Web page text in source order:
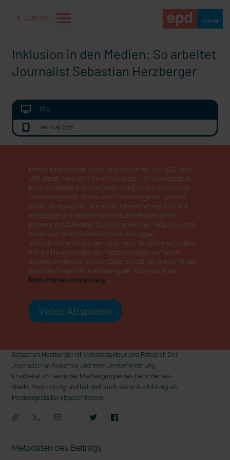
ZURÜCK
oder "Deppen der "Wir bauen Cherson wieder auf" - Optimismus in der
Inklusion in den Medien: So arbeitet
Journalist Sebastian Herzberger
16:9
Vertical 9:16
Dieses eingebettete Video wird von Vimeo, Inc., 555 West
18th Street, New York, New York 10011, USA bereitgestellt.
Beim Abspielen wird eine Verbindung zu den Servern von
Vimeo hergestellt. Dabei wird Vimeo mitgeteilt, welche
Seiten Sie besuchen. Wenn Sie in Ihrem Vimeo-Account
eingeloggt sind, kann Vimeo Ihr Surfverhalten Ihnen
persönlich zuzuordnen. Dies verhindern Sie, indem Sie sich
vorher aus Ihrem Vimeo-Account ausloggen.
Wird ein Vimeo-Video gestartet, setzt der Anbieter Cookies
ein, die Hinweise über das Nutzerverhalten sammeln.
Weitere Informationen zum Datenschutz bei „Vimeo“ finden
Sie in der Datenschutzerklärung des Anbieters unter:
https://vimeo.com/privacy
Video Abspielen
Sebastian Herzberger ist Videoredakteur und Fotograf. Der
Journalist hat Autismus und eine Lernbehinderung.
Er arbeitet im Team der Mediengruppe des Behinderten-
Werks Main-Kinzig und hat dort auch seine Ausbildung als
Mediengestalter abgeschlossen.
Metadaten des Beitrags